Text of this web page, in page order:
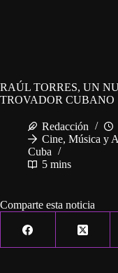
RAÚL TORRES, UN
TROVADOR CUBANO
Redacción
Cine, Música y
Cuba
5 mins
Comparte esta noticia